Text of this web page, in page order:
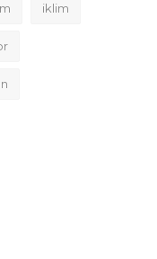
iklim